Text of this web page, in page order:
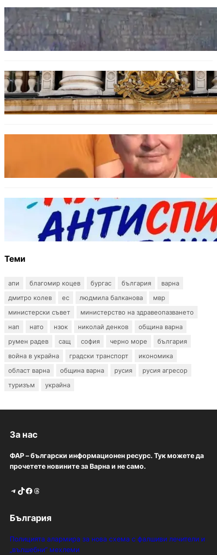
БЪЛГАРИЯ
Ограничават движението по улица
„Вълноломна“ във Варна
БЪЛГАРИЯ
Дрон навлезе в България край границата с
Румъния
МЗХ: Ловните билети ще могат да се
издават онлайн
БЪЛГАРИЯ
Варна предлага безплатни и анонимни
тестове за ХИВ и други инфекции през
август
Теми
апи благомир коцев бургас българия
варна
дмитро колев
ес людмила балканова
мвр
министерски съвет
министерство на здравеопазването
нап
нато нзок николай денков
община варна
румен радев
сащ софия черно море
българия
война в украйна
градски транспорт
икономика
област варна
община варна русия
русия агресор
туризъм
украйна
За нас
ФАР – български информационен ресурс. Тук можете да
прочетете новините за Варна и не само.
Telegram TikTok Facebook Threads
България
Полицията алармира за нова схема с фалшиви лечители и
„вълшебни“ мехлеми